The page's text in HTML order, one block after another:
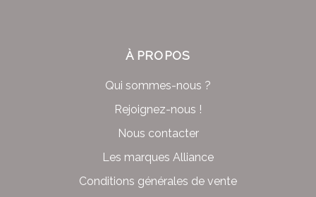
À PROPOS
Qui sommes-nous ?
Rejoignez-nous !
Nous contacter
Les marques Alliance
Conditions générales de vente